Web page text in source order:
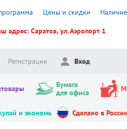
Цены и скидки
адрес: Саратов, ул. Аэропорт 1
Регистрация Вход
Бумага
для офиса
и экономь Сделано в России